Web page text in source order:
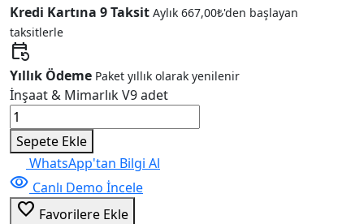
Kredi Kartına 9 Taksit Aylık 667,00₺'den başlayan
taksitlerle
event_repeat
Yıllık Ödeme Paket yıllık olarak yenilenir
İnşaat & Mimarlık V9 adet
Sepete Ekle
WhatsApp'tan Bilgi Al
visibility Canlı Demo İncele
favorite_border Favorilere Ekle